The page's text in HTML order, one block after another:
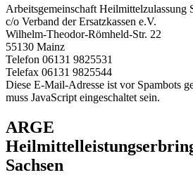
Arbeitsgemeinschaft Heilmittelzulassung
c/o Verband der Ersatzkassen e.V.
Wilhelm-Theodor-Römheld-Str. 22
55130 Mainz
Telefon 06131 9825531
Telefax 06131 9825544
Diese E-Mail-Adresse ist vor Spambots
muss JavaScript eingeschaltet sein.
ARGE
Sachsen